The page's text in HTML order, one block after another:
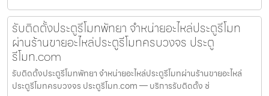
รับติดตั้งประตูรีโมทพัทยา จำหน่ายอะไหล่ประตูรีโมท
ผ่านร้านขายอะไหล่ประตูรีโมทครบวงจร ประตู
รีโมท.com
รับติดตั้งประตูรีโมทพัทยา จำหน่ายอะไหล่ประตูรีโมทผ่านร้านขายอะไหล่
ประตูรีโมทครบวงจร ประตูรีโมท.com — บริการรับติดตั้ง ซ่